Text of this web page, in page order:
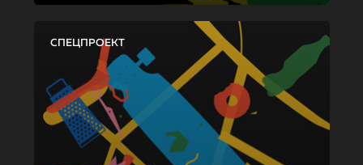
СПЕЦПРОЕКТ